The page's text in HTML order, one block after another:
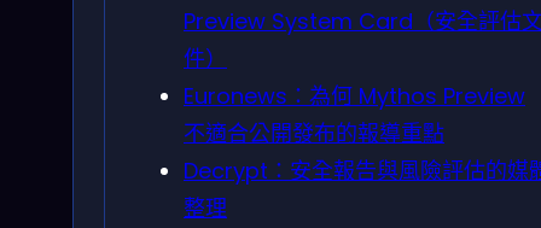
Preview System Card（安全評估
件）
Euronews：為何 Mythos Preview
不適合公開發布的報導重點
Decrypt：安全報告與風險評估的媒
整理